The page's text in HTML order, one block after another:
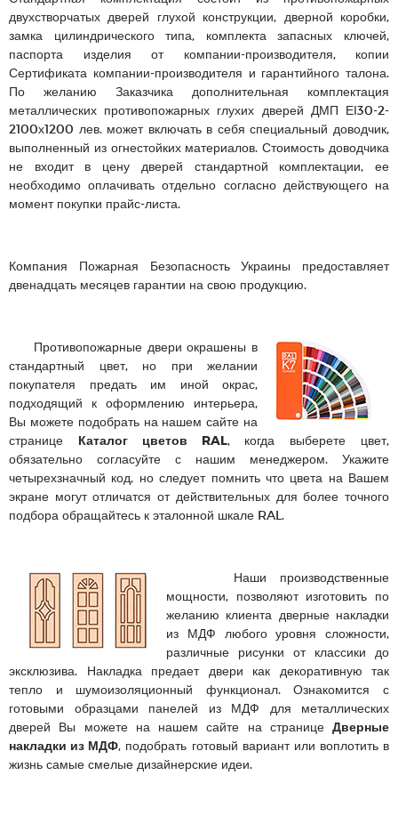
двухстворчатых дверей глухой конструкции, дверной коробки,
замка цилиндрического типа, комплекта запасных ключей,
паспорта изделия от компании-производителя, копии
Сертификата компании-производителя и гарантийного талона.
По желанию Заказчика дополнительная комплектация
металлических противопожарных глухих дверей ДМП ЕІ30-2-
2100х1200 лев. может включать в себя специальный доводчик,
выполненный из огнестойких материалов. Стоимость доводчика
не входит в цену дверей стандартной комплектации, ее
необходимо оплачивать отдельно согласно действующего на
момент покупки прайс-листа.
Компания Пожарная Безопасность Украины предоставляет
двенадцать месяцев гарантии на свою продукцию.
Противопожарные двери окрашены в
стандартный цвет, но при желании
покупателя предать им иной окрас,
подходящий к оформлению интерьера,
Вы можете подобрать на нашем сайте на
странице Каталог цветов RAL, когда выберете цвет,
обязательно согласуйте с нашим менеджером. Укажите
четырехзначный код, но следует помнить что цвета на Вашем
экране могут отличатся от действительных для более точного
подбора обращайтесь к эталонной шкале RAL.
Наши производственные
мощности, позволяют изготовить по
желанию клиента дверные накладки
из МДФ любого уровня сложности,
различные рисунки от классики до
эксклюзива. Накладка предает двери как декоративную так
тепло и шумоизоляционный функционал. Ознакомится с
готовыми образцами панелей из МДФ для металлических
дверей Вы можете на нашем сайте на странице Дверные
накладки из МДФ, подобрать готовый вариант или воплотить в
жизнь самые смелые дизайнерские идеи.